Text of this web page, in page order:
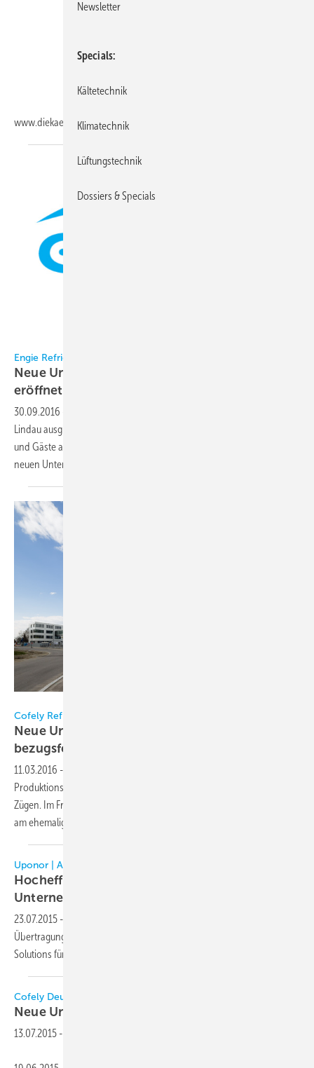
www.diekaelte.de/gentner.dll/PL_102988_732567
Engie Refrigeration
Neue Unternehmenszentrale jetzt auch offiziell
eröffnet
30.09.2016
Lindau ausgiebig gefeiert: Engie Refrigeration lud Kunden, Mitarbeiter
und Gäste aus Politik und Wirtschaft zur offiziellen Eröffnung der
neuen Unternehmenszentrale in die Josephine-Hirner-Straße
Cofely Refrigeration
Neue Unternehmenszentrale nahezu
bezugsfertig
11.03.2016 -
Produktionsgebäude von Cofely Refrigeration sind in den letzten
Zügen. Im Frühsommer wird das Unternehmen die neuen Gebäude
am ehemaligen Bahlsen-Areal in Lindau beziehen
Uponor | AKTUELLES
Hocheffiziente Temperierung für nachhaltige
Unternehmenszentrale
23.07.2015 -
Übertragungsnetzbetreibers 50Hertz sorgt Zent-Frenger Energy
Solutions für die hocheffiziente
Cofely Deutschland
Neue Unternehmenszentrale
13.07.2015 -
Newsletter
Specials
Kältetechnik
Klimatechnik
Lüftungstechnik
Dossiers & Specials